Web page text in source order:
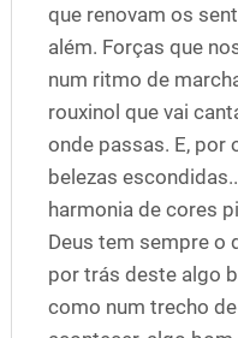
que renovam os
além. Forças que
num ritmo de
rouxinol que vai
onde passas. E, por
belezas
harmonia de cores
Deus tem sempre o
por trás deste algo
como num trecho